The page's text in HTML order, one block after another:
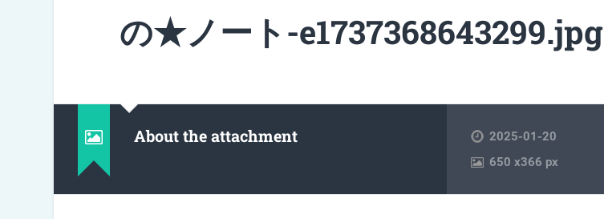
の★ノート-e1737368643299.jpg
About the attachment
2025-01-20
650x366 px